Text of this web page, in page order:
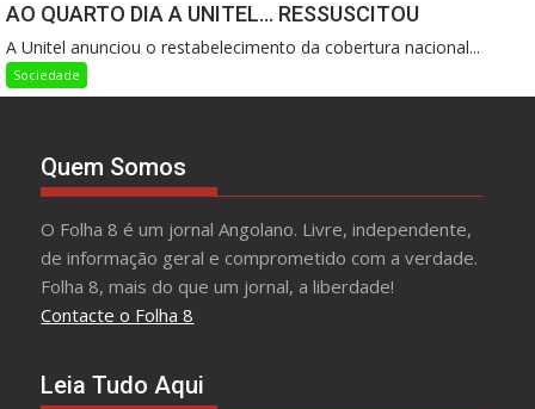
AO QUARTO DIA A UNITEL… RESSUSCITOU
A Unitel anunciou o restabelecimento da cobertura nacional...
Sociedade
Quem Somos
O Folha 8 é um jornal Angolano. Livre, independente,
de informação geral e comprometido com a verdade.
Folha 8, mais do que um jornal, a liberdade!
Contacte o Folha 8
Leia Tudo Aqui